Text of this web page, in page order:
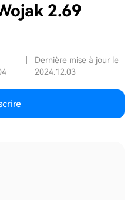
2.69
Dernière mise à jour le
2024.12.03